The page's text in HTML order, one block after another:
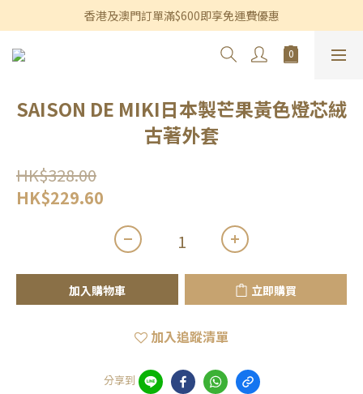
香港及澳門訂單滿$600即享免運費優惠
香港及澳門訂單滿$600即享免運費優惠
3個月內買滿$1,200可享永久九折優惠
SAISON DE MIKI日本製芒果黃色燈芯絨
古著外套
HK$328.00
HK$229.60
加入購物車 立即購買
加入追蹤清單
分享到